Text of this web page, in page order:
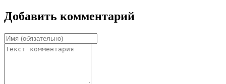
Добавить комментарий